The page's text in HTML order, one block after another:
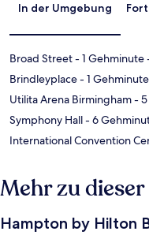
In der Umgebung
Broad Street- 1 Gehminute
Brindleyplace- 1 Gehminute
Utilita Arena Birmingham-
Symphony Hall- 6
International Convention
Mehr zu
Hampton by Hilton